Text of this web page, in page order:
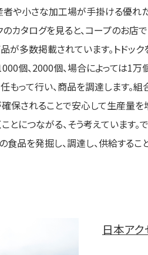
者や小さな加工場が手掛ける優
のカタログを見ると、コープのお
が多数掲載されています。トドッ
個、2000個、場合によっては1万
って行い、商品を調達します。
保されることで安心して生産量を
につながる、そう考えています。
食品を発掘し、調達し、供給する
日本ア